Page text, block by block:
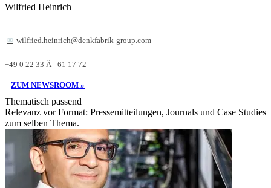
Wilfried Heinrich
wilfried.heinrich@denkfabrik-group.com
+49 0 22 33 Â– 61 17 72
ZUM NEWSROOM »
Thematisch passend
Relevanz vor Format: Pressemitteilungen, Journals und Case Studies
zum selben Thema.